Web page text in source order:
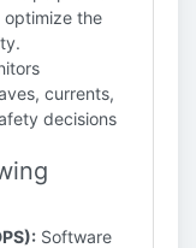
optimize the
currents,
decisions
Software